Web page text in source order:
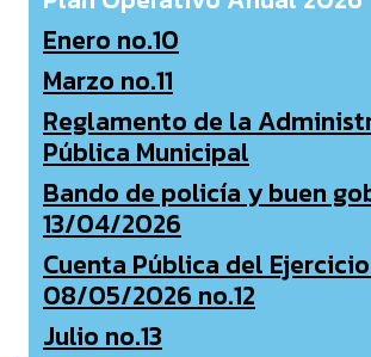
Enero no.10
Marzo no.11
Reglamento de la
Pública Municipal
Bando de policía y buen
13/04/2026
Cuenta Pública del
08/05/2026 no.12
Julio no.13